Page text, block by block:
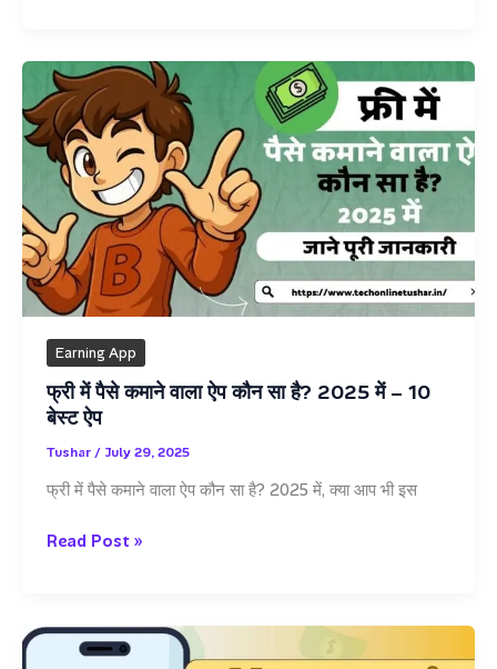
से
Vidmate
Cash
Se
Paise
Kaise
Kamaye
आसानी
से
Earning App
फ्री में पैसे कमाने वाला ऐप कौन सा है? 2025 में – 10
बेस्ट ऐप
Tushar / July 29, 2025
फ्री में पैसे कमाने वाला ऐप कौन सा है? 2025 में, क्या आप भी इस
फ्री
Read Post »